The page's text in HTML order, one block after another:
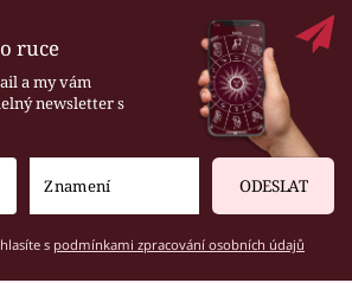
ruce
a my vám
newsletter s
ODESLAT
s podmínkami zpracování osobních údajů